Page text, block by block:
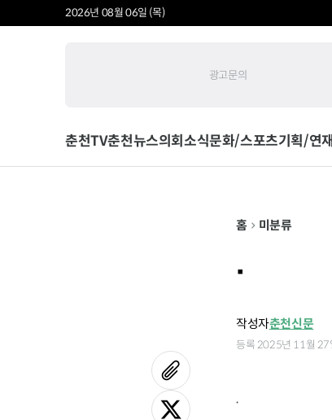
2026년 08월 06일 (목)
광고문의
춘천TV춘천뉴스의회소식문화/스포츠기획/연재
홈 미분류
.
작성자춘천신문
등록 2025년 11월 27
.